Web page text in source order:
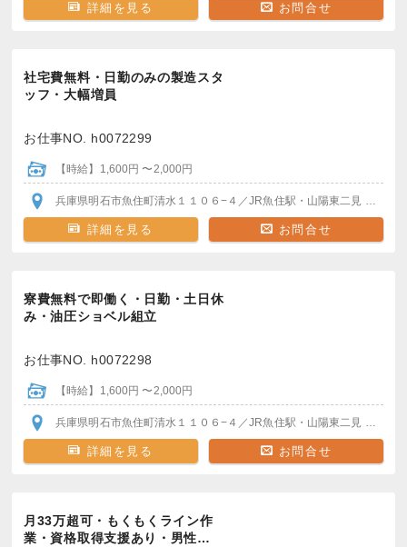
詳細を見る お問合せ
社宅費無料・日勤のみの製造スタ
ッフ・大幅増員
お仕事NO. h0072299
【時給】1,600円 〜2,000円
兵庫県明石市魚住町清水１１０６−４ ／JR魚住駅・山陽東二見 各駅か
詳細を見る お問合せ
寮費無料で即働く・日勤・土日休
み・油圧ショベル組立
お仕事NO. h0072298
【時給】1,600円 〜2,000円
兵庫県明石市魚住町清水１１０６−４ ／JR魚住駅・山陽東二見 各駅か
詳細を見る お問合せ
月33万超可・もくもくライン作
業・資格取得支援あり・男性…